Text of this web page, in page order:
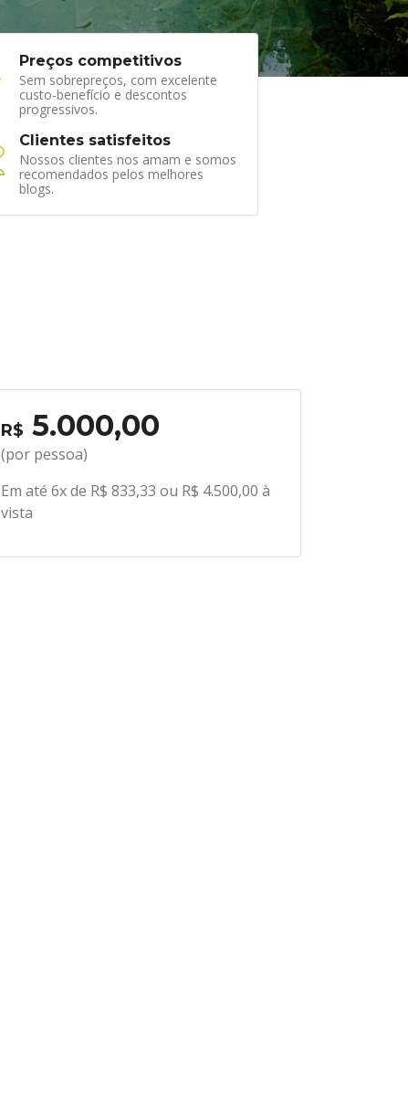
Preços competitivos
Sem sobrepreços, com excelente
custo-benefício e descontos
progressivos.
Clientes satisfeitos
Nossos clientes nos amam e somos
recomendados pelos melhores
blogs.
R$ 5.000,00
(por pessoa)
Em até 6x de R$ 833,33 ou R$ 4.500,00 à
vista